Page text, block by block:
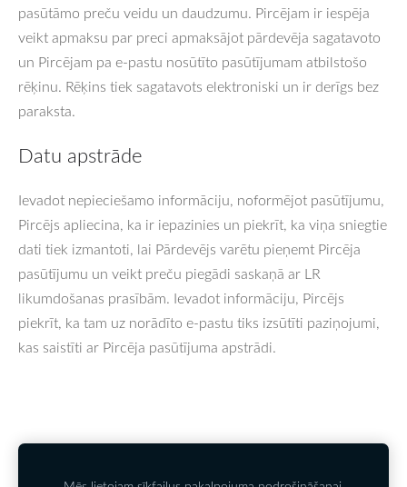
pasūtāmo preču veidu un daudzumu. Pircējam ir iespēja
veikt apmaksu par preci apmaksājot pārdevēja sagatavoto
un Pircējam pa e-pastu nosūtīto pasūtījumam atbilstošo
rēķinu. Rēķins tiek sagatavots elektroniski un ir derīgs bez
paraksta.
Datu apstrāde
Ievadot nepieciešamo informāciju, noformējot pasūtījumu,
Pircējs apliecina, ka ir iepazinies un piekrīt, ka viņa sniegtie
dati tiek izmantoti, lai Pārdevējs varētu pieņemt Pircēja
pasūtījumu un veikt preču piegādi saskaņā ar LR
likumdošanas prasībām. Ievadot informāciju, Pircējs
piekrīt, ka tam uz norādīto e-pastu tiks izsūtīti paziņojumi,
kas saistīti ar Pircēja pasūtījuma apstrādi.